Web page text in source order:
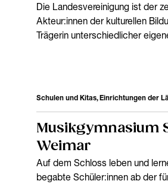
Die Landesvereinigung ist der
Akteur:innen der kulturellen
Trägerin unterschiedlicher
Schulen und Kitas, Einrichtungen der
Musikgymnasium
Weimar
Auf dem Schloss leben und
begabte Schüler:innen ab der